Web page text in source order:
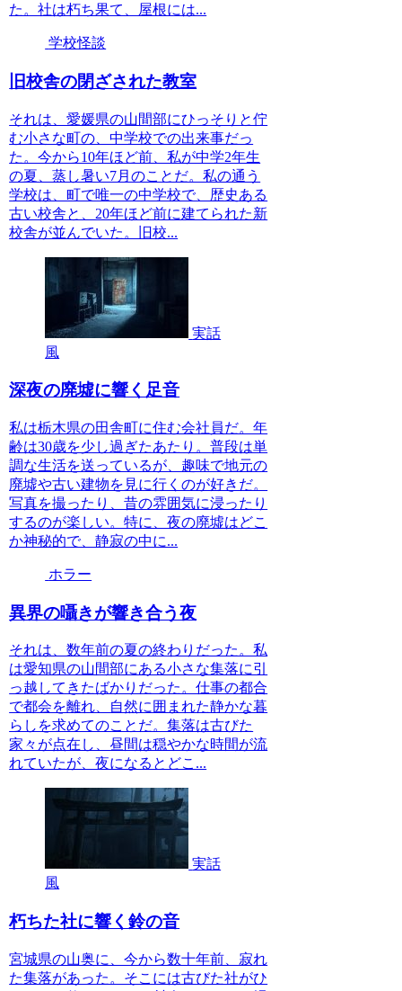
た。社は朽ち果て、屋根には...
学校怪談
旧校舎の閉ざされた教室
それは、愛媛県の山間部にひっそりと佇
む小さな町の、中学校での出来事だっ
た。今から10年ほど前、私が中学2年生
の夏、蒸し暑い7月のことだ。私の通う
学校は、町で唯一の中学校で、歴史ある
古い校舎と、20年ほど前に建てられた新
校舎が並んでいた。旧校...
実話
風
深夜の廃墟に響く足音
私は栃木県の田舎町に住む会社員だ。年
齢は30歳を少し過ぎたあたり。普段は単
調な生活を送っているが、趣味で地元の
廃墟や古い建物を見に行くのが好きだ。
写真を撮ったり、昔の雰囲気に浸ったり
するのが楽しい。特に、夜の廃墟はどこ
か神秘的で、静寂の中に...
ホラー
異界の囁きが響き合う夜
それは、数年前の夏の終わりだった。私
は愛知県の山間部にある小さな集落に引
っ越してきたばかりだった。仕事の都合
で都会を離れ、自然に囲まれた静かな暮
らしを求めてのことだ。集落は古びた
家々が点在し、昼間は穏やかな時間が流
れていたが、夜になるとどこ...
実話
風
朽ちた社に響く鈴の音
宮城県の山奥に、今から数十年前、寂れ
た集落があった。そこには古びた社がひ